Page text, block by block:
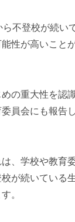
不登校が続い
性が高いこと
の重大性を認
員会にも報告
、学校や教育
が続いている
。